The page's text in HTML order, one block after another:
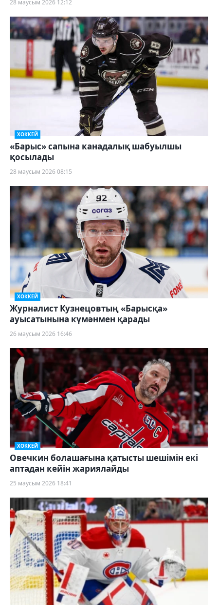
28 маусым 2026 12:12
ХОККЕЙ
«Барыс» сапына канадалық шабуылшы
қосылады
28 маусым 2026 08:15
ХОККЕЙ
Журналист Кузнецовтың «Барысқа»
ауысатынына күмәнмен қарады
26 маусым 2026 16:46
ХОККЕЙ
Овечкин болашағына қатысты шешімін екі
аптадан кейін жариялайды
25 маусым 2026 18:41